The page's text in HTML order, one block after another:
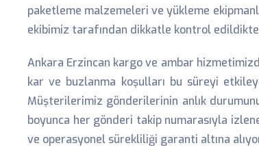
paketleme malzemeleri ve yükleme
ekibimiz tarafından dikkatle kontrol
Ankara Erzincan kargo ve ambar
kar ve buzlanma koşulları bu süreyi
Müşterilerimiz gönderilerinin anlık
boyunca her gönderi takip numarasıyla
ve operasyonel sürekliliği garanti altına